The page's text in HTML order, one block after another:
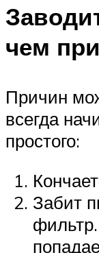
чем
Причин
всегда
простого:
Забит